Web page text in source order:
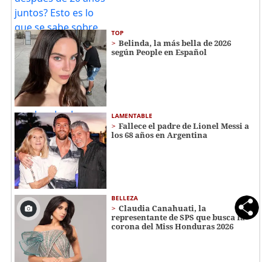
TOP
Belinda, la más bella de 2026
según People en Español
LAMENTABLE
Fallece el padre de Lionel Messi a
los 68 años en Argentina
BELLEZA
Claudia Canahuati, la
representante de SPS que busca la
corona del Miss Honduras 2026